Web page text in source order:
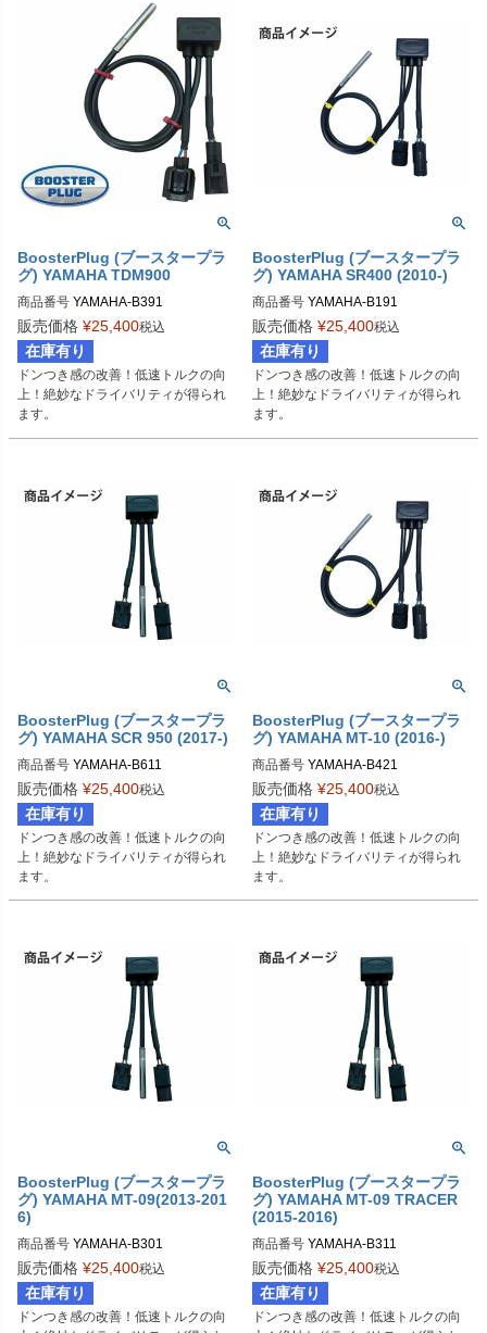
BoosterPlug (ブースタープラ
グ) YAMAHA TDM900
商品番号 YAMAHA-B391
BSP-TYPE-P
販売価格 ¥25,400税込
在庫有り
ドンつき感の改善！低速トルクの向
上！絶妙なドライバリティが得られ
ます。
BoosterPlug (ブースタープラ
グ) YAMAHA SR400 (2010-)
商品番号 YAMAHA-B191
BSP-TYPE-D
販売価格 ¥25,400税込
在庫有り
ドンつき感の改善！低速トルクの向
上！絶妙なドライバリティが得られ
ます。
BoosterPlug (ブースタープラ
グ) YAMAHA SCR 950 (2017-)
商品番号 YAMAHA-B611
BSP-TYPE-I
販売価格 ¥25,400税込
在庫有り
ドンつき感の改善！低速トルクの向
上！絶妙なドライバリティが得られ
ます。
BoosterPlug (ブースタープラ
グ) YAMAHA MT-10 (2016-)
商品番号 YAMAHA-B421
BSP-TYPE-D
販売価格 ¥25,400税込
在庫有り
ドンつき感の改善！低速トルクの向
上！絶妙なドライバリティが得られ
ます。
BoosterPlug (ブースタープラ
グ) YAMAHA MT-09(2013-201
6)
商品番号 YAMAHA-B301
BSP-TYPE-I
販売価格 ¥25,400税込
在庫有り
ドンつき感の改善！低速トルクの向
BoosterPlug (ブースタープラ
グ) YAMAHA MT-09 TRACER
(2015-2016)
商品番号 YAMAHA-B311
BSP-TYPE-I
販売価格 ¥25,400税込
在庫有り
ドンつき感の改善！低速トルクの向